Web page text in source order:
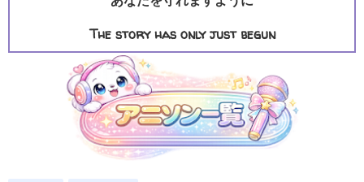
The story has only just begun